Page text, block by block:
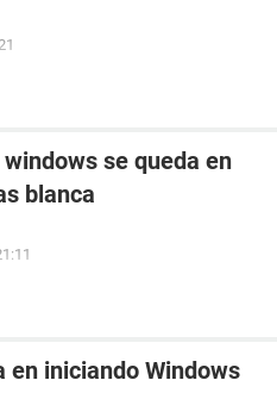
se queda en
blanca
en iniciando Windows